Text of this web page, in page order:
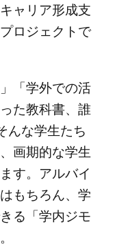
ャリア形成支
ロジェクトで
「学外での活
た教科書、誰
んな学生たち
画期的な学生
す。アルバイ
もちろん、学
る「学内ジモ